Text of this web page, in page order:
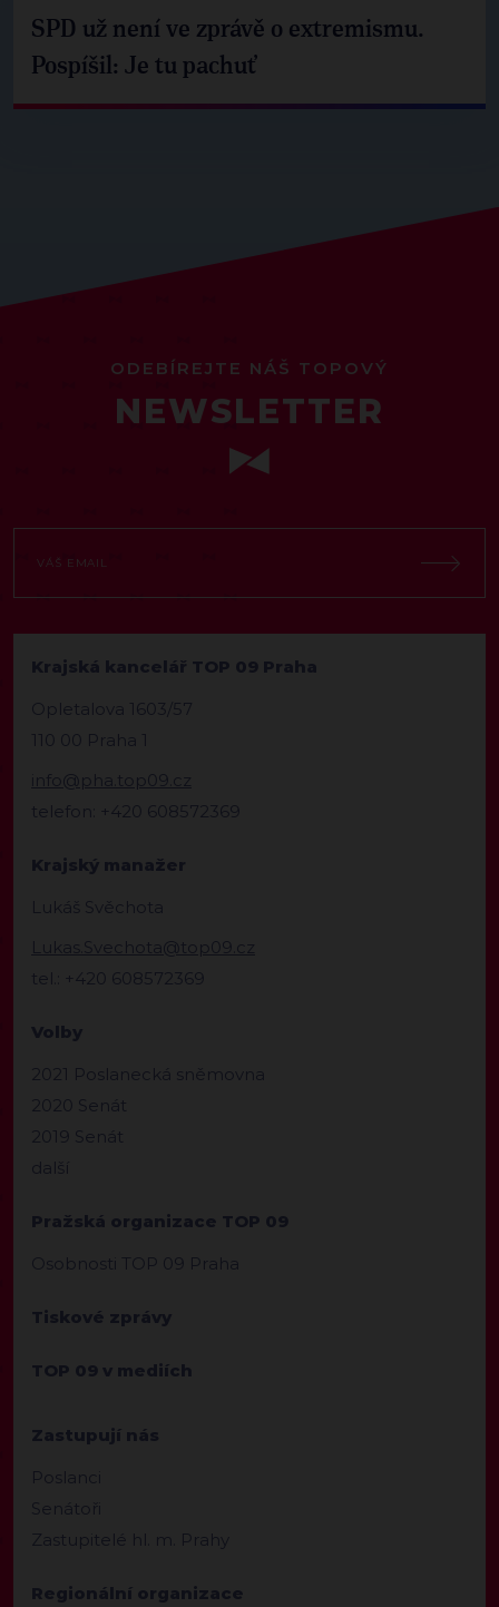
SPD už není ve zprávě o extremismu.
Pospíšil: Je tu pachuť
ODEBÍREJTE NÁŠ TOPOVÝ
NEWSLETTER
Krajská kancelář TOP 09 Praha
Opletalova 1603/57
110 00 Praha 1
info@pha.top09.cz
telefon: +420 608572369
Krajský manažer
Lukáš Svěchota
Lukas.Svechota@top09.cz
tel.: +420 608572369
Volby
2021 Poslanecká sněmovna
2020 Senát
2019 Senát
další
Pražská organizace TOP 09
Osobnosti TOP 09 Praha
Tiskové zprávy
TOP 09 v mediích
Zastupují nás
Poslanci
Senátoři
Zastupitelé hl. m. Prahy
Regionální organizace